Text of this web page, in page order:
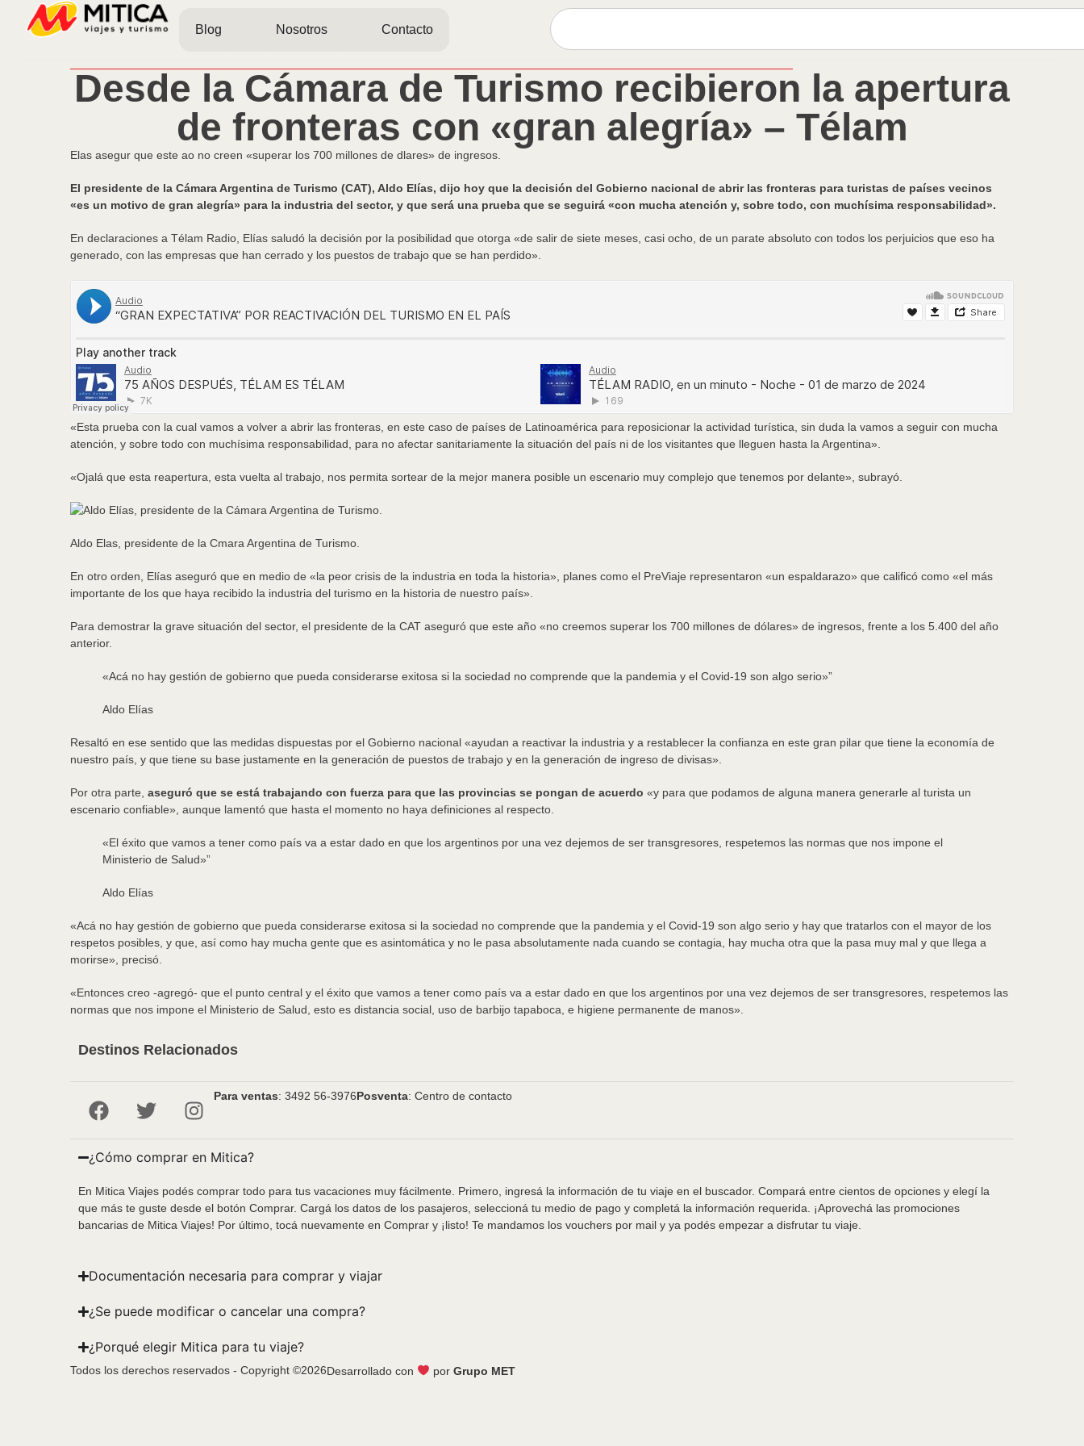
Blog Nosotros Contacto
Desde la Cámara de Turismo recibieron la apertura
de fronteras con «gran alegría» – Télam
Elas asegur que este ao no creen «superar los 700 millones de dlares» de ingresos.
El presidente de la Cámara Argentina de Turismo (CAT), Aldo Elías, dijo hoy que la decisión del Gobierno nacional de abrir las fronteras para turistas de países vecinos
«es un motivo de gran alegría» para la industria del sector, y que será una prueba que se seguirá «con mucha atención y, sobre todo, con muchísima responsabilidad».
En declaraciones a Télam Radio, Elías saludó la decisión por la posibilidad que otorga «de salir de siete meses, casi ocho, de un parate absoluto con todos los perjuicios que eso ha
generado, con las empresas que han cerrado y los puestos de trabajo que se han perdido».
«Esta prueba con la cual vamos a volver a abrir las fronteras, en este caso de países de Latinoamérica para reposicionar la actividad turística, sin duda la vamos a seguir con mucha
atención, y sobre todo con muchísima responsabilidad, para no afectar sanitariamente la situación del país ni de los visitantes que lleguen hasta la Argentina».
«Ojalá que esta reapertura, esta vuelta al trabajo, nos permita sortear de la mejor manera posible un escenario muy complejo que tenemos por delante», subrayó.
Aldo Elas, presidente de la Cmara Argentina de Turismo.
En otro orden, Elías aseguró que en medio de «la peor crisis de la industria en toda la historia», planes como el PreViaje representaron «un espaldarazo» que calificó como «el más
importante de los que haya recibido la industria del turismo en la historia de nuestro país».
Para demostrar la grave situación del sector, el presidente de la CAT aseguró que este año «no creemos superar los 700 millones de dólares» de ingresos, frente a los 5.400 del año
anterior.
«Acá no hay gestión de gobierno que pueda considerarse exitosa si la sociedad no comprende que la pandemia y el Covid-19 son algo serio»”
Aldo Elías
Resaltó en ese sentido que las medidas dispuestas por el Gobierno nacional «ayudan a reactivar la industria y a restablecer la confianza en este gran pilar que tiene la economía de
nuestro país, y que tiene su base justamente en la generación de puestos de trabajo y en la generación de ingreso de divisas».
Por otra parte, aseguró que se está trabajando con fuerza para que las provincias se pongan de acuerdo «y para que podamos de alguna manera generarle al turista un
escenario confiable», aunque lamentó que hasta el momento no haya definiciones al respecto.
«El éxito que vamos a tener como país va a estar dado en que los argentinos por una vez dejemos de ser transgresores, respetemos las normas que nos impone el
Ministerio de Salud»”
Aldo Elías
«Acá no hay gestión de gobierno que pueda considerarse exitosa si la sociedad no comprende que la pandemia y el Covid-19 son algo serio y hay que tratarlos con el mayor de los
respetos posibles, y que, así como hay mucha gente que es asintomática y no le pasa absolutamente nada cuando se contagia, hay mucha otra que la pasa muy mal y que llega a
morirse», precisó.
«Entonces creo -agregó- que el punto central y el éxito que vamos a tener como país va a estar dado en que los argentinos por una vez dejemos de ser transgresores, respetemos las
normas que nos impone el Ministerio de Salud, esto es distancia social, uso de barbijo tapaboca, e higiene permanente de manos».
Destinos Relacionados
Para ventas: 3492 56-3976Posventa: Centro de contacto
¿Cómo comprar en Mitica?
En Mitica Viajes podés comprar todo para tus vacaciones muy fácilmente. Primero, ingresá la información de tu viaje en el buscador. Compará entre cientos de opciones y elegí la
que más te guste desde el botón Comprar. Cargá los datos de los pasajeros, seleccioná tu medio de pago y completá la información requerida. ¡Aprovechá las promociones
bancarias de Mitica Viajes! Por último, tocá nuevamente en Comprar y ¡listo! Te mandamos los vouchers por mail y ya podés empezar a disfrutar tu viaje.
Documentación necesaria para comprar y viajar
¿Se puede modificar o cancelar una compra?
¿Porqué elegir Mitica para tu viaje?
Todos los derechos reservados - Copyright ©2026Desarrollado con por Grupo MET